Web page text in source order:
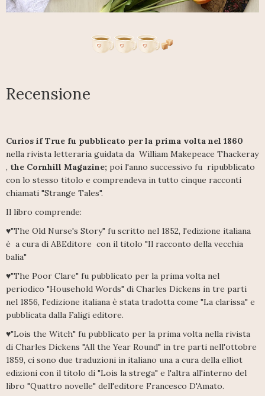
Recensione
Curios if True fu pubblicato per la prima volta nel 1860
nella rivista letteraria guidata da William Makepeace Thackeray
, the Cornhill Magazine; poi l'anno successivo fu ripubblicato
con lo stesso titolo e comprendeva in tutto cinque racconti
chiamati "Strange Tales".
Il libro comprende:
♥"The Old Nurse's Story" fu scritto nel 1852, l'edizione italiana
è a cura di ABEditore con il titolo "Il racconto della vecchia
balia"
♥"The Poor Clare" fu pubblicato per la prima volta nel
periodico "Household Words" di Charles Dickens in tre parti
nel 1856, l'edizione italiana è stata tradotta come "La clarissa" e
pubblicata dalla Faligi editore.
♥"Lois the Witch" fu pubblicato per la prima volta nella rivista
di Charles Dickens "All the Year Round" in tre parti nell'ottobre
1859, ci sono due traduzioni in italiano una a cura della elliot
edizioni con il titolo di "Lois la strega" e l'altra all'interno del
libro "Quattro novelle" dell'editore Francesco D'Amato.